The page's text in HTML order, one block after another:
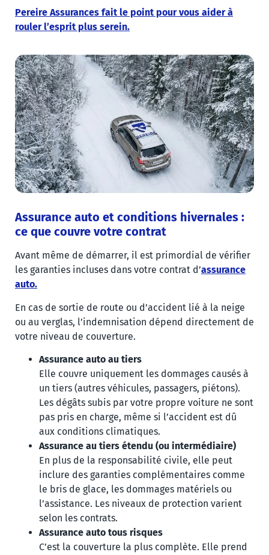
Pereire Assurances fait le point pour vous aider à
rouler l’esprit plus serein.
Assurance auto et conditions hivernales :
ce que couvre votre contrat
Avant même de démarrer, il est primordial de vérifier
les garanties incluses dans votre contrat d’assurance
auto.
En cas de sortie de route ou d’accident lié à la neige
ou au verglas, l’indemnisation dépend directement de
votre niveau de couverture.
Assurance auto au tiers
Elle couvre uniquement les dommages causés à
un tiers (autres véhicules, passagers, piétons).
Les dégâts subis par votre propre voiture ne sont
pas pris en charge, même si l’accident est dû
aux conditions climatiques.
Assurance au tiers étendu (ou intermédiaire)
En plus de la responsabilité civile, elle peut
inclure des garanties complémentaires comme
le bris de glace, les dommages matériels ou
l’assistance. Les niveaux de protection varient
selon les contrats.
Assurance auto tous risques
C’est la couverture la plus complète. Elle prend